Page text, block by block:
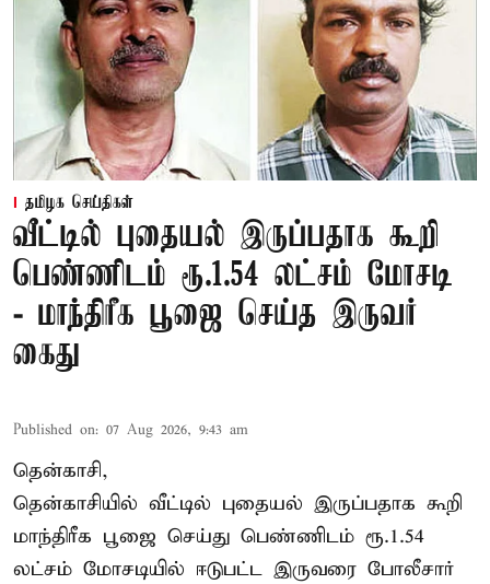
தமிழக செய்திகள்
வீட்டில் புதையல் இருப்பதாக கூறி
பெண்ணிடம் ரூ.1.54 லட்சம் மோசடி
- மாந்திரீக பூஜை செய்த இருவர்
கைது
Published on: 07 Aug 2026, 9:43 am
தென்காசி,
தென்காசியில் வீட்டில் புதையல் இருப்பதாக கூறி
மாந்திரீக பூஜை செய்து பெண்ணிடம் ரூ.1.54
லட்சம் மோசடியில் ஈடுபட்ட இருவரை போலீசார்